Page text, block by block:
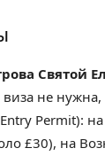
Святой
не нужна,
Permit):
£30), на